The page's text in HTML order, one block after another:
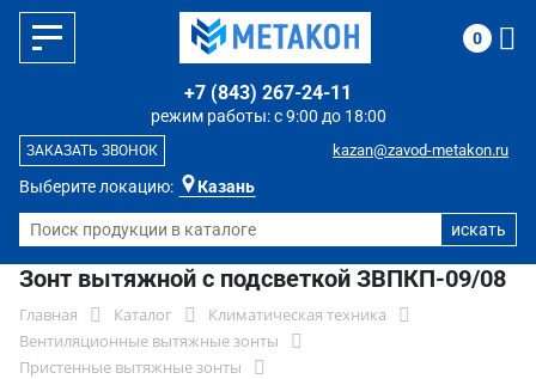
Выберите локацию: Казань
режим работы: с 9:00 до 18:00
+7 (843) 267-24-11
kazan@zavod-metakon.ru
ЗАКАЗАТЬ ЗВОНОК
0
Зонт вытяжной с подсветкой ЗВПКП-09/08
Главная Каталог
Климатическая техника
Вентиляционные вытяжные зонты
Пристенные вытяжные зонты